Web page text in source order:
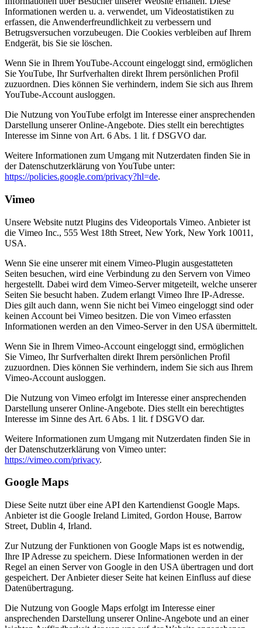
Informationen werden u. a. verwendet, um Videostatistiken zu
erfassen, die Anwenderfreundlichkeit zu verbessern und
Betrugsversuchen vorzubeugen. Die Cookies verbleiben auf Ihrem
Endgerät, bis Sie sie löschen.
Wenn Sie in Ihrem YouTube-Account eingeloggt sind, ermöglichen
Sie YouTube, Ihr Surfverhalten direkt Ihrem persönlichen Profil
zuzuordnen. Dies können Sie verhindern, indem Sie sich aus Ihrem
YouTube-Account ausloggen.
Die Nutzung von YouTube erfolgt im Interesse einer ansprechenden
Darstellung unserer Online-Angebote. Dies stellt ein berechtigtes
Interesse im Sinne von Art. 6 Abs. 1 lit. f DSGVO dar.
Weitere Informationen zum Umgang mit Nutzerdaten finden Sie in
der Datenschutzerklärung von YouTube unter:
https://policies.google.com/privacy?hl=de.
Vimeo
Unsere Website nutzt Plugins des Videoportals Vimeo. Anbieter ist
die Vimeo Inc., 555 West 18th Street, New York, New York 10011,
USA.
Wenn Sie eine unserer mit einem Vimeo-Plugin ausgestatteten
Seiten besuchen, wird eine Verbindung zu den Servern von Vimeo
hergestellt. Dabei wird dem Vimeo-Server mitgeteilt, welche unserer
Seiten Sie besucht haben. Zudem erlangt Vimeo Ihre IP-Adresse.
Dies gilt auch dann, wenn Sie nicht bei Vimeo eingeloggt sind oder
keinen Account bei Vimeo besitzen. Die von Vimeo erfassten
Informationen werden an den Vimeo-Server in den USA übermittelt.
Wenn Sie in Ihrem Vimeo-Account eingeloggt sind, ermöglichen
Sie Vimeo, Ihr Surfverhalten direkt Ihrem persönlichen Profil
zuzuordnen. Dies können Sie verhindern, indem Sie sich aus Ihrem
Vimeo-Account ausloggen.
Die Nutzung von Vimeo erfolgt im Interesse einer ansprechenden
Darstellung unserer Online-Angebote. Dies stellt ein berechtigtes
Interesse im Sinne des Art. 6 Abs. 1 lit. f DSGVO dar.
Weitere Informationen zum Umgang mit Nutzerdaten finden Sie in
der Datenschutzerklärung von Vimeo unter:
https://vimeo.com/privacy.
Google Maps
Diese Seite nutzt über eine API den Kartendienst Google Maps.
Anbieter ist die Google Ireland Limited, Gordon House, Barrow
Street, Dublin 4, Irland.
Zur Nutzung der Funktionen von Google Maps ist es notwendig,
Ihre IP Adresse zu speichern. Diese Informationen werden in der
Regel an einen Server von Google in den USA übertragen und dort
gespeichert. Der Anbieter dieser Seite hat keinen Einfluss auf diese
Datenübertragung.
Die Nutzung von Google Maps erfolgt im Interesse einer
ansprechenden Darstellung unserer Online-Angebote und an einer